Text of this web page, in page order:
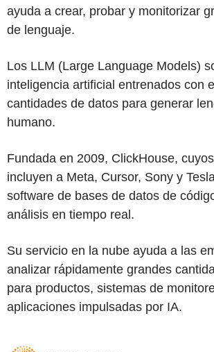
ayuda a crear, probar y monitorizar
de lenguaje.
Los LLM (Large Language Models)
inteligencia artificial entrenados con
cantidades de datos para generar
humano.
Fundada en 2009, ClickHouse,
incluyen a Meta, Cursor, Sony y
software de bases de datos de
análisis en tiempo real.
Su servicio en la nube ayuda a las
analizar rápidamente grandes
para productos, sistemas de
aplicaciones impulsadas por IA.